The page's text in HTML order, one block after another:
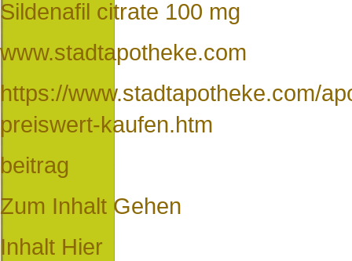
Sildenafil citrate 100 mg
www.stadtapotheke.com
https://www.stadtapotheke.com/
preiswert-kaufen.htm
beitrag
Zum Inhalt Gehen
Inhalt Hier